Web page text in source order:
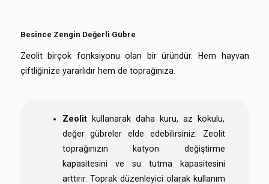
Besince Zengin Değerli Gübre
Zeolit birçok fonksiyonu olan bir üründür. Hem hayvan
çiftliğinize yararlıdır hem de toprağınıza.
Zeolitkullanarak daha kuru, az kokulu,
değer gübreler elde edebilirsiniz. Zeolit
toprağınızın katyon değiştirme
kapasitesini ve su tutma kapasitesini
arttırır. Toprak düzenleyici olarak kullanım